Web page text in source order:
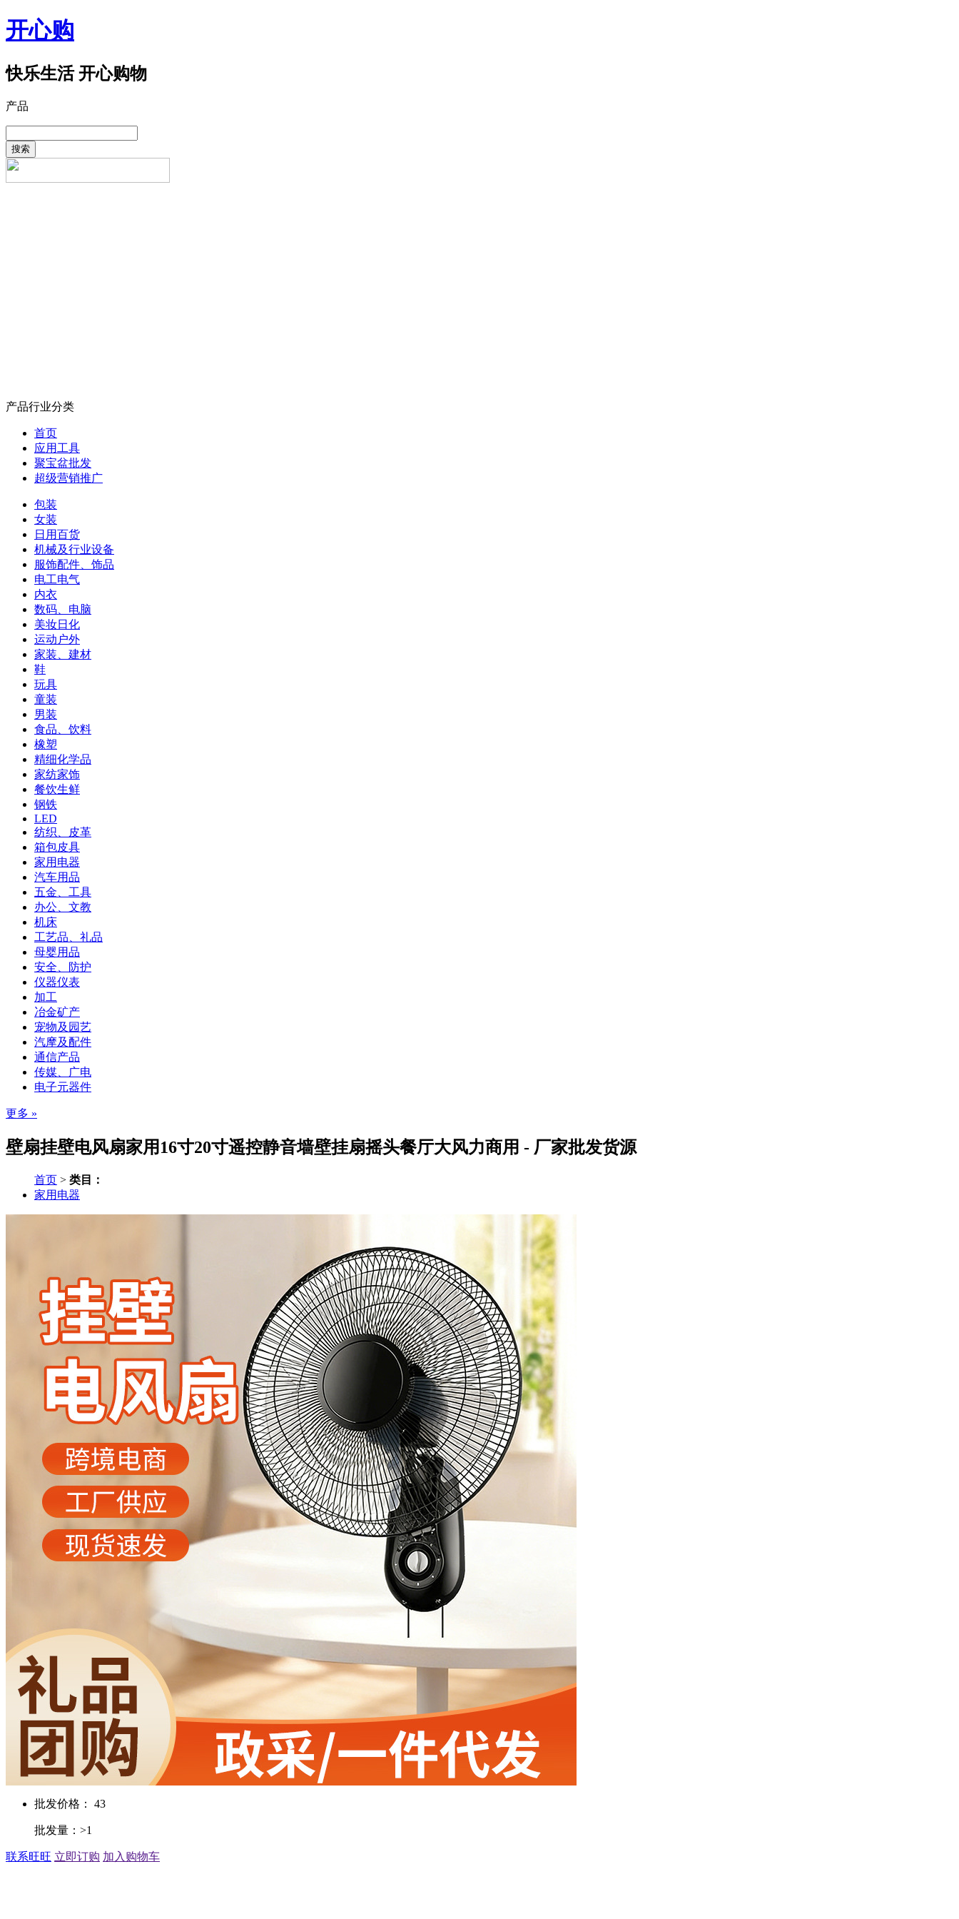
开心购
快乐生活 开心购物
产品
搜索
产品行业分类
首页
应用工具
聚宝盆批发
超级营销推广
包装
女装
日用百货
机械及行业设备
服饰配件、饰品
电工电气
内衣
数码、电脑
美妆日化
运动户外
家装、建材
鞋
玩具
童装
男装
食品、饮料
橡塑
精细化学品
家纺家饰
餐饮生鲜
钢铁
LED
纺织、皮革
箱包皮具
家用电器
汽车用品
五金、工具
办公、文教
机床
工艺品、礼品
母婴用品
安全、防护
仪器仪表
加工
冶金矿产
宠物及园艺
汽摩及配件
通信产品
传媒、广电
电子元器件
更多 »
壁扇挂壁电风扇家用16寸20寸遥控静音墙壁挂扇摇头餐厅大风力商用 - 厂家批发货源
首页 > 类目：
家用电器
批发价格： 43
批发量：>1
联系旺旺 立即订购 加入购物车